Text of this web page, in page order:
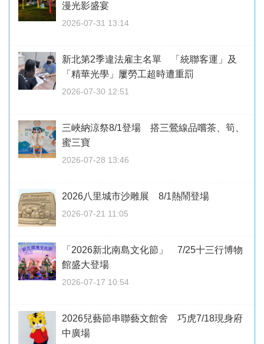
漫光影盛宴
2026-07-31 13:14
新北第2季違法雇主名單 「統聯客運」及
「精華光學」屢勞工超時遭重罰
2026-07-30 12:51
三峽納涼祭8/1登場 搭三鶯線品嚐茶、筍、
蜜三寶
2026-07-28 13:46
2026八里城市沙雕展 8/1熱鬧登場
2026-07-21 11:05
「2026新北南島文化節」 7/25十三行博物
館盛大登場
2026-07-17 10:54
2026兒藝節串聯藝文館舍 巧虎7/18現身府
中廣場